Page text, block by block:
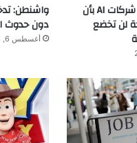
إدارة ترامب تبلغ شركات AI بأن
لن تخضع
واشنطن:
دون حدوث
أغسطس 6, 2026